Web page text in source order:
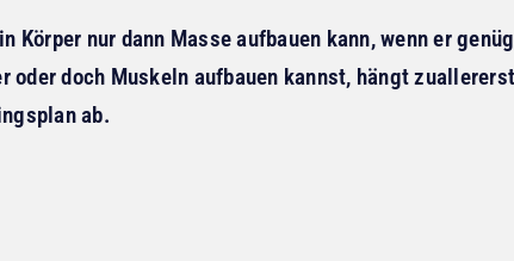
Körper nur dann Masse aufbauen kann, wenn er
oder doch Muskeln aufbauen kannst, hängt
ab.